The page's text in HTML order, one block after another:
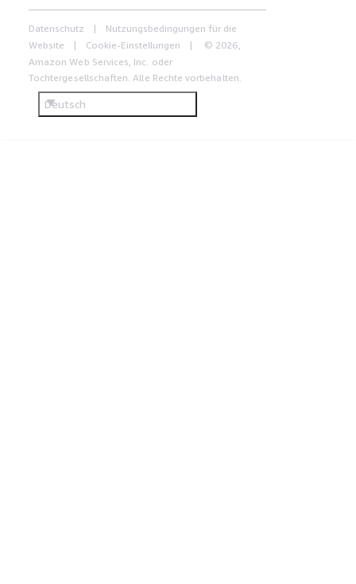
Datenschutz
Nutzungsbedingungen für die
Website
Cookie-Einstellungen
© 2026,
Amazon Web Services, Inc. oder
Tochtergesellschaften. Alle Rechte vorbehalten.
Deutsch